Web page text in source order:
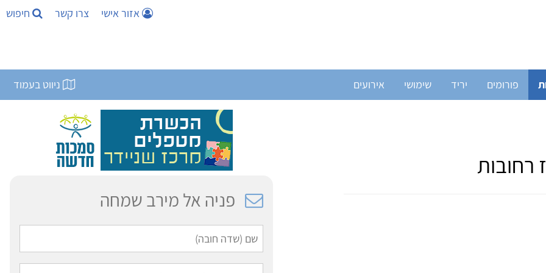
אזור אישי צרו קשר חיפוש
פורומים יריד שימושי אירועים ניווט בעמוד
רחובות
פניה אל מירב שמחה